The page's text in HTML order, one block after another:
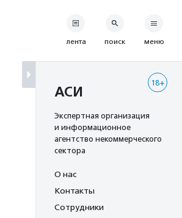
лента поиск меню
18+
АСИ
Экспертная организация
и информационное
агентство некоммерческого
сектора
О нас
Контакты
Сотрудники